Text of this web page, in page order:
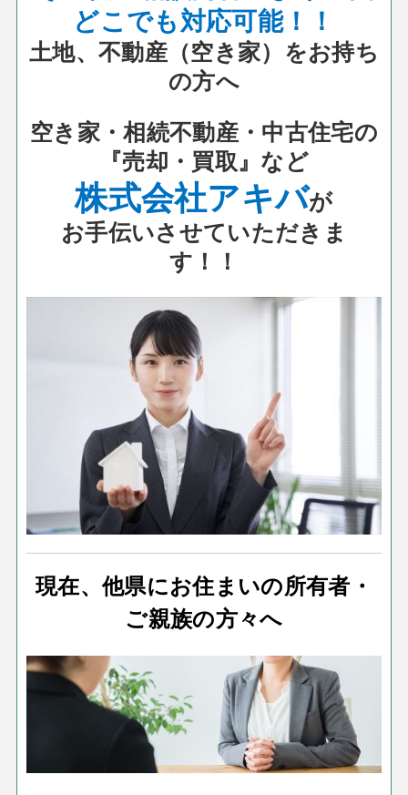
どこでも対応可能！！
土地、不動産（空き家）をお持ち
の方へ
空き家・相続不動産・中古住宅の
『売却・買取』など
株式会社アキバが
お手伝いさせていただきま
す！！
現在、他県にお住まいの所有者・
ご親族の方々へ